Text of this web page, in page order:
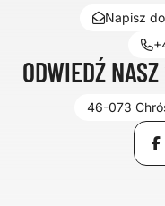
Napisz
ODWIEDŹ
46-073